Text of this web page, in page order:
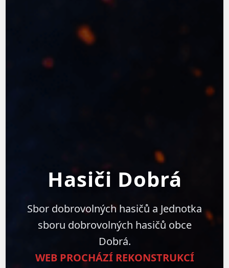
Hasiči Dobrá
Sbor dobrovolných hasičů a Jednotka
sboru dobrovolných hasičů obce
Dobrá.
WEB PROCHÁZÍ REKONSTRUKCÍ